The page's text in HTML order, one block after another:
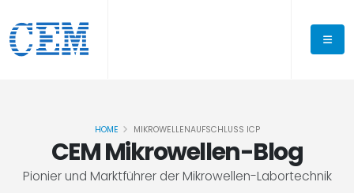
CEM Mikrowellen-Blog
Pionier und Marktführer der Mikrowellen-Labortechnik
HOME MIKROWELLENAUFSCHLUSS ICP